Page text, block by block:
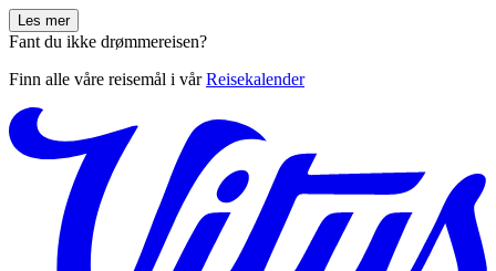
Les mer
Fant du ikke drømmereisen?
Finn alle våre reisemål i vårReisekalender